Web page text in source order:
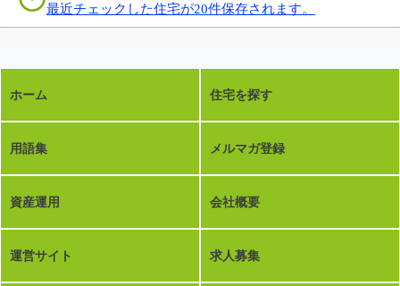
最近チェックした住宅が20件保存されます。
ホーム 住宅を探す
用語集 メルマガ登録
資産運用 会社概要
運営サイト 求人募集